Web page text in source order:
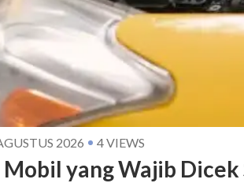
2026 4VIEWS
yang Wajib Dicek